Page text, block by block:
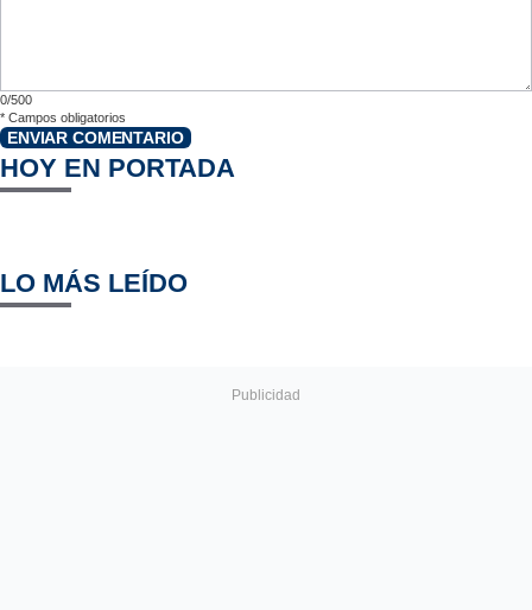
0/500
* Campos obligatorios
ENVIAR COMENTARIO
HOY EN PORTADA
LO MÁS LEÍDO